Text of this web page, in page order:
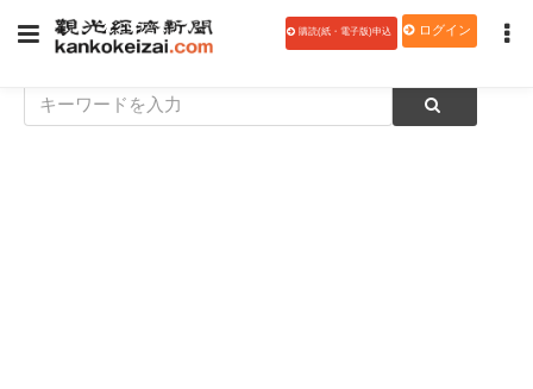
購読(紙・電子版)申込 ログイン